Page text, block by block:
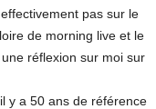
pas sur le
de morning live et le
réflexion sur moi sur
y a 50 ans de référence